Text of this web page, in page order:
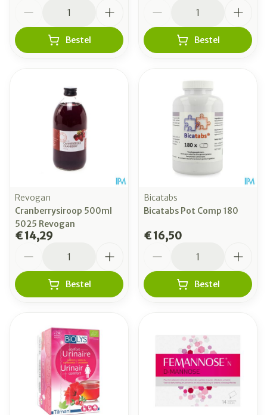
Bestel Bestel
Revogan
Cranberrysiroop 500ml
5025 Revogan
€ 14,29
Bestel
Bicatabs
Bicatabs Pot Comp 180
€ 16,50
Bestel